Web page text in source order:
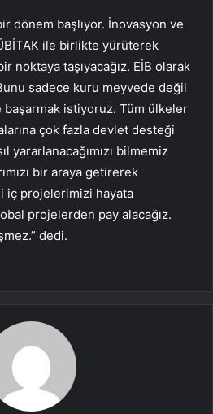
dönem başlıyor. İnovasyon ve
ile birlikte yürüterek
noktaya taşıyacağız. EİB olarak
sadece kuru meyvede değil
başarmak istiyoruz. Tüm ülkeler
çok fazla devlet desteği
yararlanacağımızı bilmemiz
bir araya getirerek
iç projelerimizi hayata
projelerden pay alacağız.
dedi.